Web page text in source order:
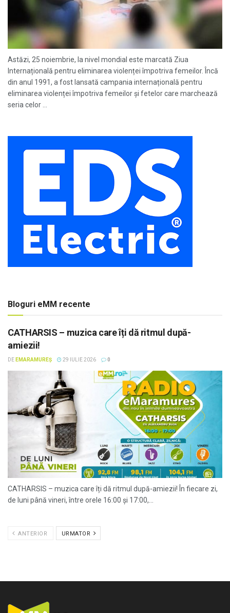
Astăzi, 25 noiembrie, la nivel mondial este marcată Ziua
Internațională pentru eliminarea violenței împotriva femeilor. Încă
din anul 1991, a fost lansată campania internațională pentru
eliminarea violenței împotriva femeilor și fetelor care marchează
seria celor ...
Bloguri eMM recente
CATHARSIS – muzica care îți dă ritmul după-
amiezii!
DE EMARAMUREȘ 29 IULIE 2026 0
CATHARSIS – muzica care îți dă ritmul după-amiezii! În fiecare zi,
de luni până vineri, între orele 16:00 și 17:00,...
ANTERIOR URMATOR